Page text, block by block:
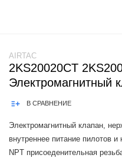
AIRTAC
2KS20020CT
Электромагнитный
В СРАВНЕНИЕ
Электромагнитный клапан,
внутреннее питание пилотов
NPT присоеденительная